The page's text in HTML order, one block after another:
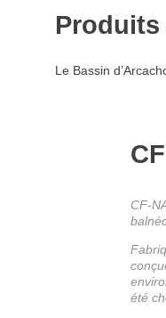
Produits
Le Bassin
CF-
été